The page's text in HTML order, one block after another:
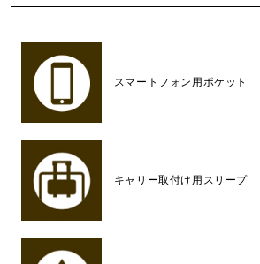
スマートフォン用ポケット
キャリー取付け用スリープ